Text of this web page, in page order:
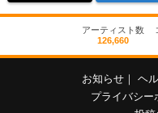
アーティスト数
126,660
お知らせ ｜ ヘ
プライバシー